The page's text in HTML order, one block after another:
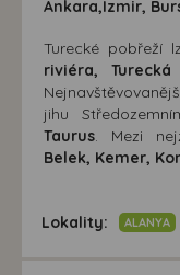
Ankara,Izmir,
Turecké pobřeží
riviéra,
jihu
Taurus. Mezi
Belek, Kemer,
Lokality: ALANYA